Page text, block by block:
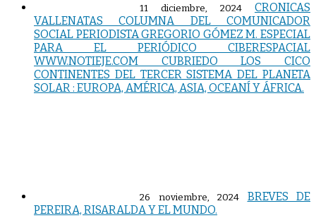
11 diciembre, 2024
CRONICAS
VALLENATAS COLUMNA DEL COMUNICADOR
SOCIAL PERIODISTA GREGORIO GÓMEZ M. ESPECIAL
PARA EL PERIÓDICO CIBERESPACIAL
WWW.NOTIEJE.COM CUBRIEDO LOS CICO
CONTINENTES DEL TERCER SISTEMA DEL PLANETA
SOLAR : EUROPA, AMÉRICA, ASIA, OCEANÍ Y ÁFRICA.
26 noviembre, 2024
BREVES DE
PEREIRA, RISARALDA Y EL MUNDO.